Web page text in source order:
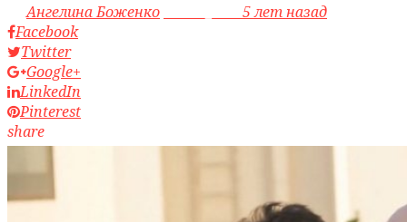
byАнгелина Боженко
5 лет назад
Facebook
Twitter
Google+
LinkedIn
Pinterest
share